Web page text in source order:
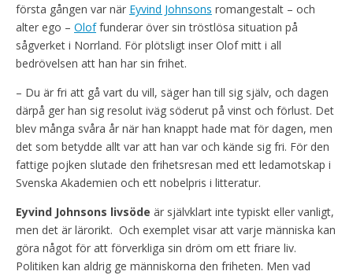
första gången var när Eyvind Johnsons romangestalt – och
alter ego – Oloffunderar över sin tröstlösa situation på
sågverket i Norrland. För plötsligt inser Olof mitt i all
bedrövelsen att han har sin frihet.
– Du är fri att gå vart du vill, säger han till sig själv, och dagen
därpå ger han sig resolut iväg söderut på vinst och förlust. Det
blev många svåra år när han knappt hade mat för dagen, men
det som betydde allt var att han var och kände sig fri. För den
fattige pojken slutade den frihetsresan med ett ledamotskap i
Svenska Akademien och ett nobelpris i litteratur.
Eyvind Johnsons livsöde är självklart inte typiskt eller vanligt,
men det är lärorikt. Och exemplet visar att varje människa kan
göra något för att förverkliga sin dröm om ett friare liv.
Politiken kan aldrig ge människorna den friheten. Men vad